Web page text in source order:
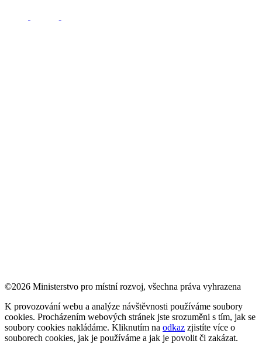
©2026 Ministerstvo pro místní rozvoj, všechna práva vyhrazena
K provozování webu a analýze návštěvnosti používáme soubory
cookies. Procházením webových stránek jste srozuměni s tím, jak se
soubory cookies nakládáme. Kliknutím na odkaz zjistíte více o
souborech cookies, jak je používáme a jak je povolit či zakázat.